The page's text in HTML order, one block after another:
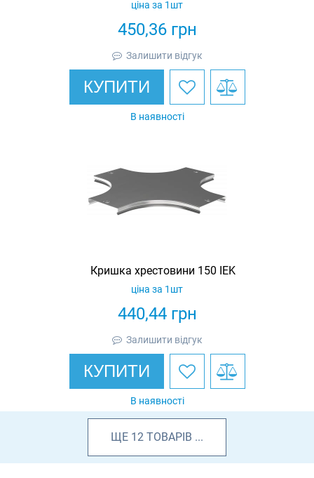
450,36грн
ціна за 1шт
Залишити відгук
КУПИТИ
В наявності
Кришка хрестовини 150 IEK
440,44грн
ціна за 1шт
Залишити відгук
КУПИТИ
В наявності
ЩЕ 12 ТОВАРІВ ...